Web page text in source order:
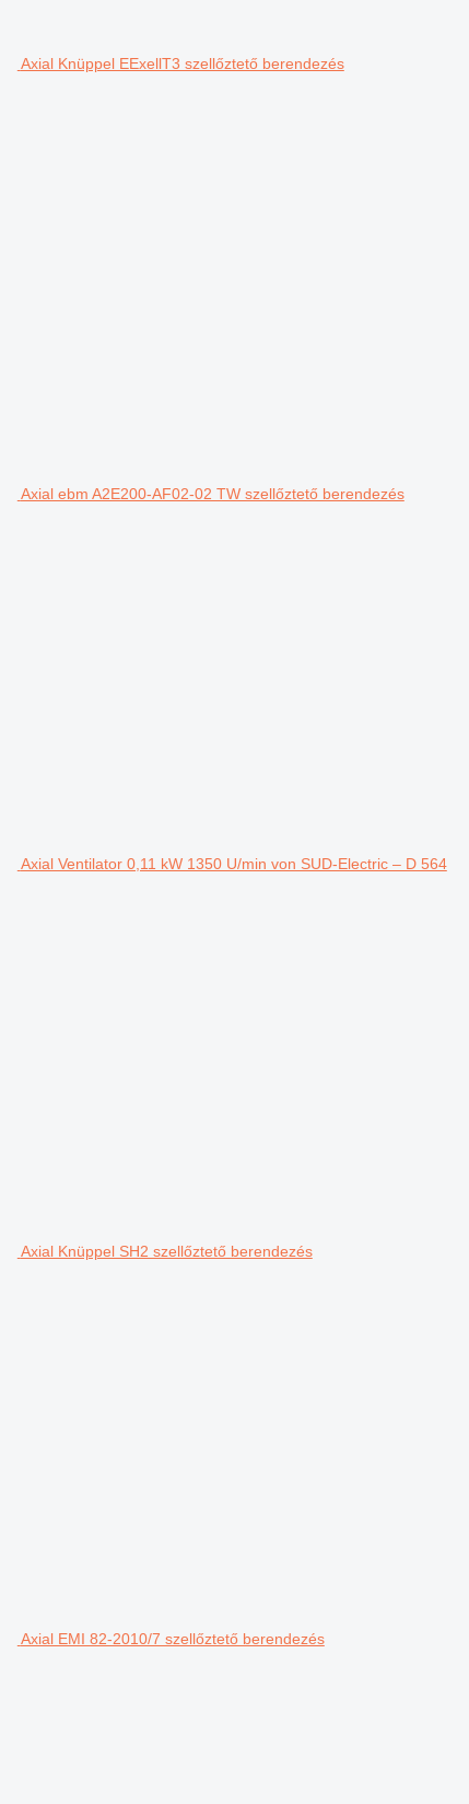
Axial Knüppel EExellT3 szellőztető berendezés
Axial ebm A2E200-AF02-02 TW szellőztető berendezés
Axial Ventilator 0,11 kW 1350 U/min von SUD-Electric – D 564
Axial Knüppel SH2 szellőztető berendezés
Axial EMI 82-2010/7 szellőztető berendezés